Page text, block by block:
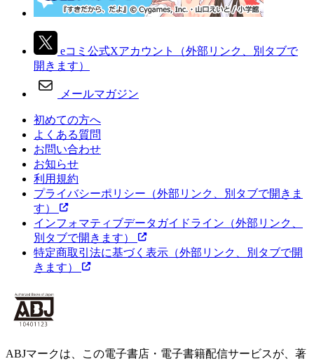
eコミ公式Xアカウント
（外部リンク、別タブで
開きます）
メールマガジン
初めての方へ
よくある質問
お問い合わせ
お知らせ
利用規約
プライバシーポリシー （外部リンク、別タブで開きま
す）
インフォマティブデータガイドライン （外部リンク、
別タブで開きます）
特定商取引法に基づく表示 （外部リンク、別タブで開
きます）
ABJマークは、この電子書店・電子書籍配信サービスが、著